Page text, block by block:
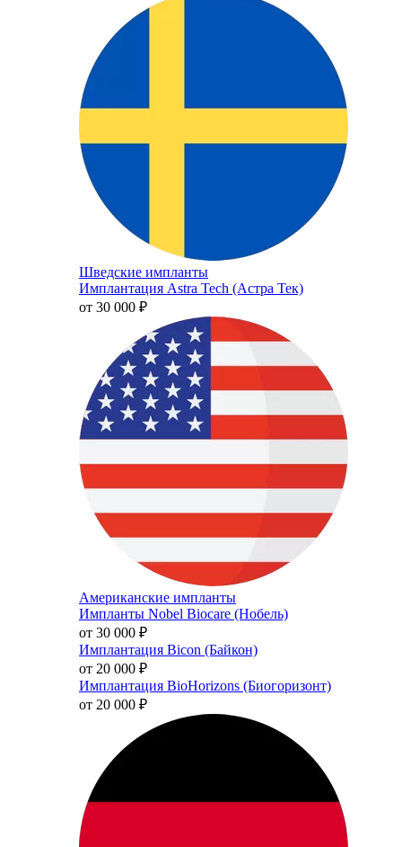
Шведские импланты
Имплантация Astra Tech (Астра Тек)
от 30 000 ₽
Американские импланты
Импланты Nobel Biocare (Нобель)
от 30 000 ₽
Имплантация Bicon (Байкон)
от 20 000 ₽
Имплантация BioHorizons (Биогоризонт)
от 20 000 ₽